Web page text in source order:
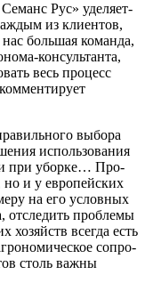
Рус» уде­ля­ет­
из кли­ен­тов,
боль­шая коман­да,
кон­суль­тан­та,
весь про­цесс
выбо­ра
исполь­зо­ва­ния
при убор­ке… Про­
но и у евро­пей­ских
на его услов­ных
отсле­дить про­бле­мы
все­гда есть
сопро­
столь важ­ны